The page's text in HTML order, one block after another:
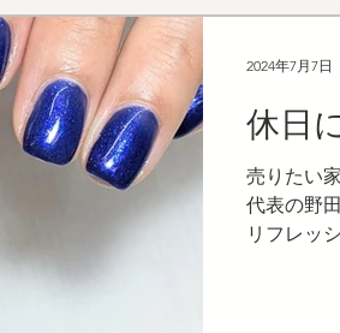
休日
売りたい
代表の野
リフレッ
2024年7月7日